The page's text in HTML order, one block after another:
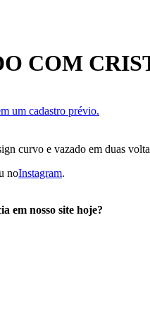
COM
um cadastro prévio.
curvo e vazado em duas
noInstagram.
em nosso site hoje?